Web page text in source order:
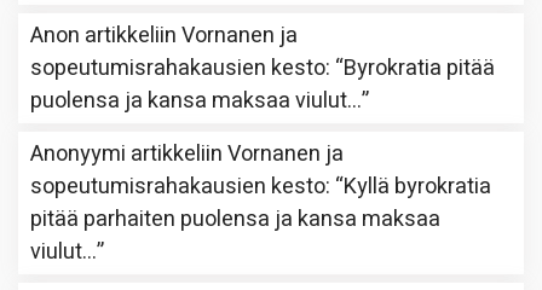
Anon artikkeliinVornanen ja
sopeutumisrahakausien kesto: “Byrokratia pitää
puolensa ja kansa maksaa viulut…”
Anonyymi artikkeliinVornanen ja
sopeutumisrahakausien kesto: “Kyllä byrokratia
pitää parhaiten puolensa ja kansa maksaa
viulut…”